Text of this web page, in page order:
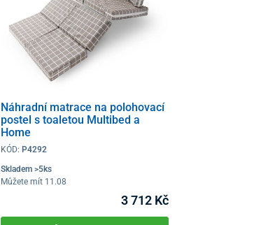
Náhradní matrace na polohovací
postel s toaletou Multibed a
Home
KÓD:P4292
Skladem >5ks
Můžete mít 11.08
3 712 Kč